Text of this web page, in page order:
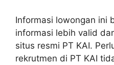
Informasi lowongan ini
informasi lebih valid
situs resmi PT KAI.
rekrutmen di PT KAI